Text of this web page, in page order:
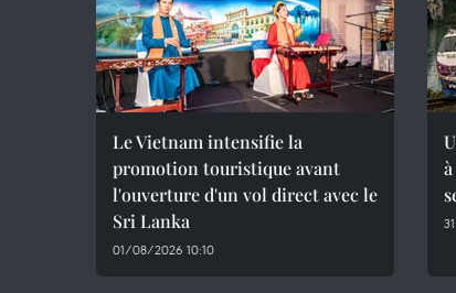
Le Vietnam intensifie la
promotion touristique avant
l'ouverture d'un vol direct avec le
Sri Lanka
01/08/2026 10:10